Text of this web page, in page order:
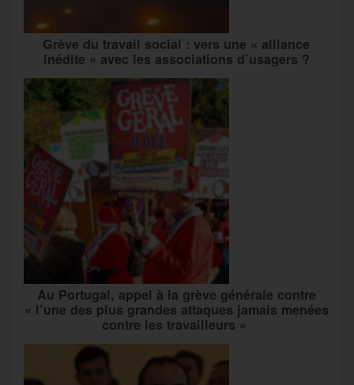
Grève du travail social : vers une « alliance
inédite » avec les associations d’usagers ?
Au Portugal, appel à la grève générale contre
« l’une des plus grandes attaques jamais menées
contre les travailleurs »